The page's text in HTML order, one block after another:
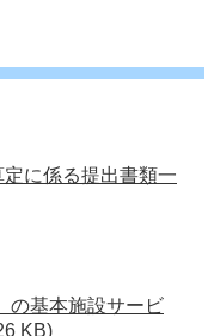
定に係る提出書類一
の基本施設サービ
KB)